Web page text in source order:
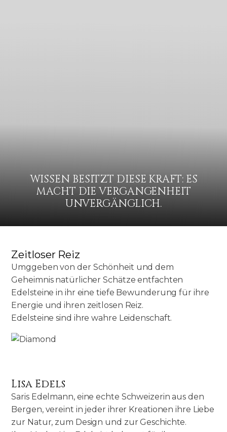
WISSEN BESITZT DIESE KRAFT: ES
MACHT DIE VERGANGENHEIT
UNVERGÄNGLICH.
Zeitloser Reiz
Umggeben von der Schönheit und dem
Geheimnis natürlicher Schätze entfachten
Edelsteine in ihr eine tiefe Bewunderung für ihre
Energie und ihren zeitlosen Reiz.
Edelsteine sind ihre wahre Leidenschaft.
Lisa Edels
Saris Edelmann, eine echte Schweizerin aus den
Bergen, vereint in jeder ihrer Kreationen ihre Liebe
zur Natur, zum Design und zur Geschichte.